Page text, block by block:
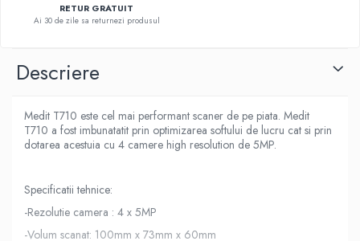
RETUR GRATUIT
Ai 30 de zile sa returnezi produsul
Descriere
Medit T710 este cel mai performant scaner de pe piata. Medit
T710 a fost imbunatatit prin optimizarea softului de lucru cat si prin
dotarea acestuia cu 4 camere high resolution de 5MP.
Specificatii tehnice:
-Rezolutie camera : 4 x 5MP
-Volum scanat: 100mm x 73mm x 60mm